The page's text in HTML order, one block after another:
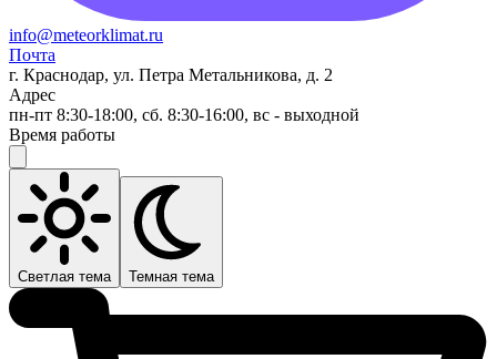
info@meteorklimat.ru
Почта
г. Краснодар, ул. Петра Метальникова, д. 2
Адрес
пн-пт 8:30-18:00, сб. 8:30-16:00, вс - выходной
Время работы
Светлая тема Темная тема